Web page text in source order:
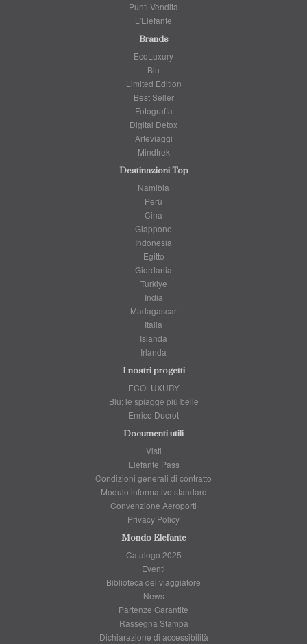
Punti Vendita
L'Elefante
Brands
EcoLuxury
Blu
Limited Edition
Best Seller
Fotografia
Digital Detox
Arteviaggi
Mindtrek
Destinazioni Top
Namibia
Perù
Cina
Giappone
Indonesia
Egitto
Giordania
Turkiye
India
Madagascar
Italia
Islanda
Irlanda
I nostri progetti
ECOLUXURY
Blu: le spiagge più belle
Enrico Ducrot
Documenti utili
Visti
Elefante Pass
Condizioni generali di contratto
Modulo informativo standard
Convenzione Aeroporti
Privacy Policy
Mondo Elefante
Catalogo 2025
Eventi
Biblioteca del viaggiatore
News
Partenze Garantite
Rassegna Stampa
Dichiarazione di accessibilità